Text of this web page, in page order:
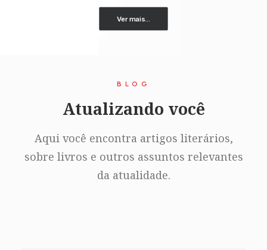
Ver mais...
BLOG
Atualizando você
Aqui você encontra artigos literários,
sobre livros e outros assuntos relevantes
da atualidade.